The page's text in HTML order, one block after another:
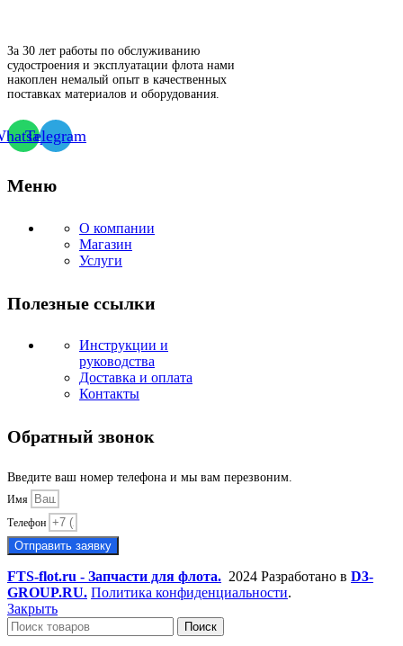
За 30 лет работы по обслуживанию
судостроения и эксплуатации флота нами
накоплен немалый опыт в качественных
поставках материалов и оборудования.
Telegram
Меню
О компании
Магазин
Услуги
Полезные ссылки
Инструкции и
руководства
Доставка и оплата
Контакты
Обратный звонок
Введите ваш номер телефона и мы вам перезвоним.
Имя
Телефон
Отправить заявку
FTS-flot.ru - Запчасти для флота. 2024 Разработано в D3-
GROUP.RU. Политика конфиденциальности.
Закрыть
Поиск